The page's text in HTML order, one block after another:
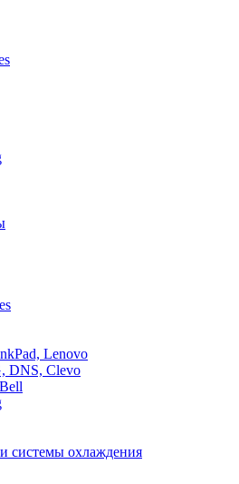
Lenovo
DNS, Clevo
системы охлаждения